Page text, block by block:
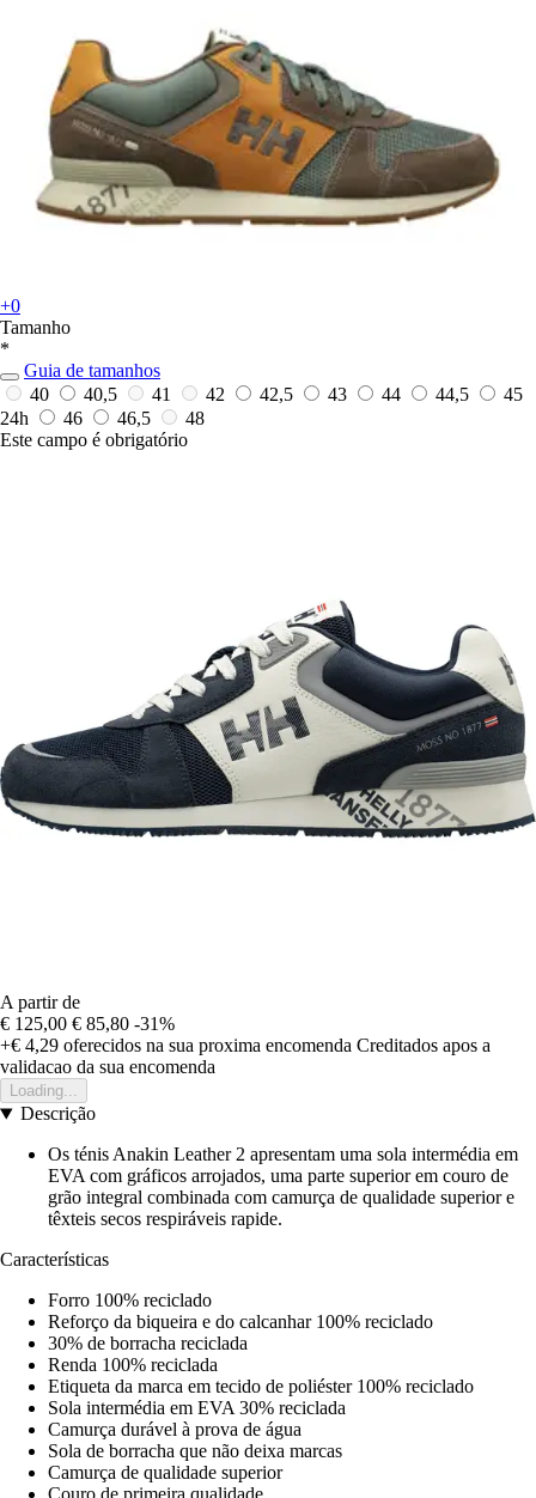
+0
Tamanho
*
Guia de tamanhos
40
40,5 41 42 42,5 43 44 44,5
45
24h
46 46,5
48
Este campo é obrigatório
A partir de
€ 125,00 € 85,80 -31%
+€ 4,29 oferecidos na sua proxima encomenda Creditados apos a
validacao da sua encomenda
Loading...
Descrição
Os ténis Anakin Leather 2 apresentam uma sola intermédia em
EVA com gráficos arrojados, uma parte superior em couro de
grão integral combinada com camurça de qualidade superior e
têxteis secos respiráveis rapide.
Características
Forro 100% reciclado
Reforço da biqueira e do calcanhar 100% reciclado
30% de borracha reciclada
Renda 100% reciclada
Etiqueta da marca em tecido de poliéster 100% reciclado
Sola intermédia em EVA 30% reciclada
Camurça durável à prova de água
Sola de borracha que não deixa marcas
Camurça de qualidade superior